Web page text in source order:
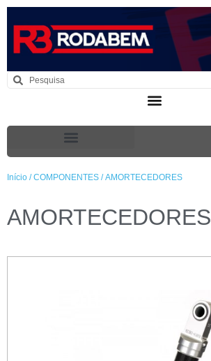
Início /COMPONENTES / AMORTECEDORES
AMORTECEDORES